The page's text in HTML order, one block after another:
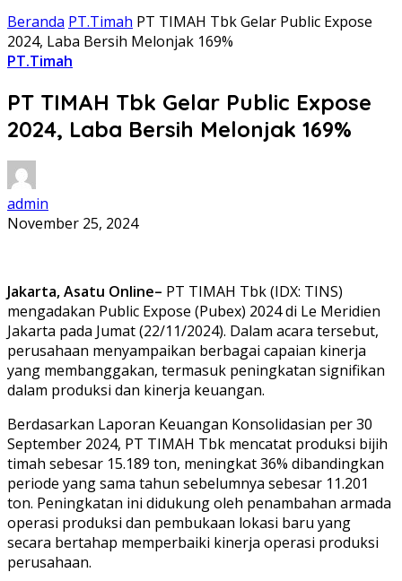
Beranda PT.Timah PT TIMAH Tbk Gelar Public Expose
2024, Laba Bersih Melonjak 169%
PT.Timah
PT TIMAH Tbk Gelar Public Expose
2024, Laba Bersih Melonjak 169%
admin
November 25, 2024
Jakarta, Asatu Online– PT TIMAH Tbk (IDX: TINS)
mengadakan Public Expose (Pubex) 2024 di Le Meridien
Jakarta pada Jumat (22/11/2024). Dalam acara tersebut,
perusahaan menyampaikan berbagai capaian kinerja
yang membanggakan, termasuk peningkatan signifikan
dalam produksi dan kinerja keuangan.
Berdasarkan Laporan Keuangan Konsolidasian per 30
September 2024, PT TIMAH Tbk mencatat produksi bijih
timah sebesar 15.189 ton, meningkat 36% dibandingkan
periode yang sama tahun sebelumnya sebesar 11.201
ton. Peningkatan ini didukung oleh penambahan armada
operasi produksi dan pembukaan lokasi baru yang
secara bertahap memperbaiki kinerja operasi produksi
perusahaan.